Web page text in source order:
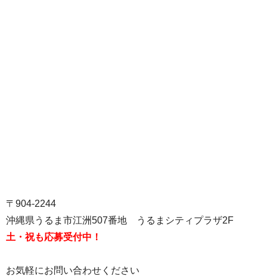
〒904-2244
沖縄県うるま市江洲507番地 うるまシティプラザ2F
土・祝も応募受付中！
お気軽にお問い合わせください